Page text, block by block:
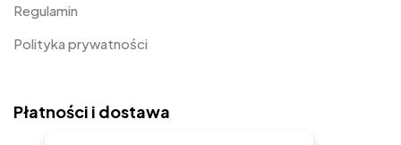
Regulamin
Polityka prywatności
Płatności i dostawa